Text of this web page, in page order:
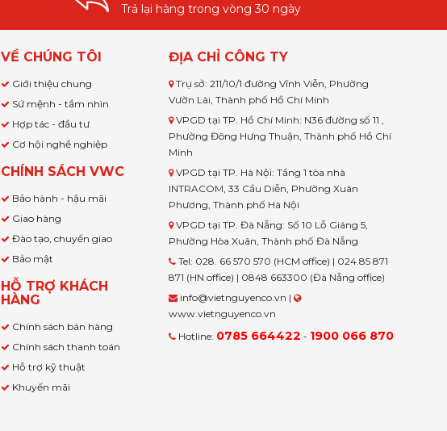
Trả lại hàng trong vòng 30 ngày
VỀ CHÚNG TÔI
Giới thiệu chung
Sứ mệnh - tầm nhìn
Hợp tác - đầu tư
Cơ hội nghề nghiệp
CHÍNH SÁCH VWC
Bảo hành - hậu mãi
Giao hàng
Đào tạo, chuyển giao
Bảo mật
HỖ TRỢ KHÁCH
HÀNG
Chính sách bán hàng
Chính sách thanh toán
Hỗ trợ kỹ thuật
Khuyến mãi
ĐỊA CHỈ CÔNG TY
Trụ sở: 211/10/1 đường Vĩnh Viễn, Phường
Vườn Lài, Thành phố Hồ Chí Minh
VPGD tại TP. Hồ Chí Minh: N36 đường số 11 ,
Phường Đông Hưng Thuận, Thành phố Hồ Chí
Minh
VPGD tại TP. Hà Nội: Tầng 1 tòa nhà
INTRACOM, 33 Cầu Diễn, Phường Xuân
Phương, Thành phố Hà Nội
VPGD tại TP. Đà Nẵng: Số 10 Lỗ Giáng 5,
Phường Hòa Xuân, Thành phố Đà Nẵng
Tel: 028. 66 570 570 (HCM office) | 024.85 871
871 (HN office) | 0848 663300 (Đà Nẵng office)
info@vietnguyenco.vn |
www.vietnguyenco.vn
Hotline: 0785 664422 - 1900 066 870